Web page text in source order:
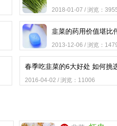
2018-01-07 / 浏览：
韭菜的药用价值堪比
2013-12-06 / 浏览：
春季吃韭菜的6大好处 如何挑
2016-04-02 / 浏览：11006